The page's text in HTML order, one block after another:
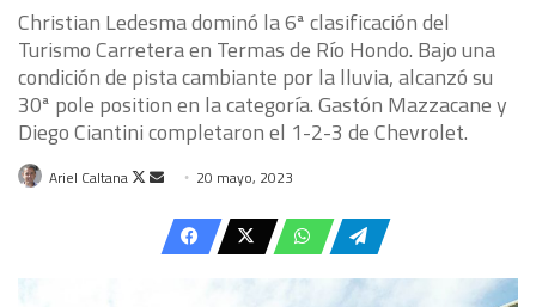
Christian Ledesma dominó la 6ª clasificación del
Turismo Carretera en Termas de Río Hondo. Bajo una
condición de pista cambiante por la lluvia, alcanzó su
30ª pole position en la categoría. Gastón Mazzacane y
Diego Ciantini completaron el 1-2-3 de Chevrolet.
Ariel Caltana
Follow
Send
email
20 mayo, 2023